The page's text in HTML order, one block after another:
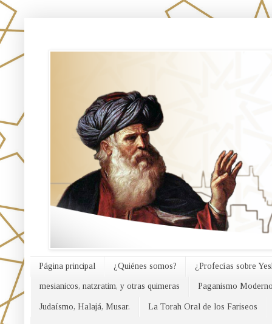
Página principal ¿Quiénes somos? ¿Profecías sobre
mesianicos, natzratim, y otras quimeras Paganismo
Judaísmo, Halajá, Musar. La Torah Oral de los Fariseos